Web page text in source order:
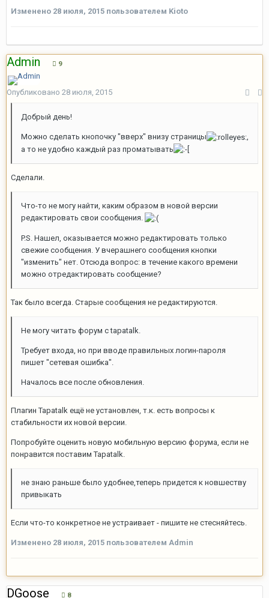
Изменено 28 июля, 2015 пользователем Kioto
Admin 9
Опубликовано 28 июля, 2015
Добрый день!
Можно сделать кнопочку "вверх" внизу страницы
,
а то не удобно каждый раз проматывать
Сделали.
Что-то не могу найти, каким образом в новой версии
редактировать свои сообщения.
P.S. Нашел, оказывается можно редактировать только
свежие сообщения. У вчерашнего сообщения кнопки
"изменить" нет. Отсюда вопрос: в течение какого времени
можно отредактировать сообщение?
Так было всегда. Старые сообщения не редактируются.
Не могу читать форум с tapatalk.
Требует входа, но при вводе правильных логин-пароля
пишет "сетевая ошибка".
Началось все после обновления.
Плагин Tapatalk ещё не установлен, т.к. есть вопросы к
стабильности их новой версии.
Попробуйте оценить новую мобильную версию форума, если не
понравится поставим Tapatalk.
не знаю раньше было удобнее,теперь придется к новшеству
привыкать
Если что-то конкретное не устраивает - пишите не стесняйтесь.
Изменено 28 июля, 2015 пользователем Admin
DGoose 8